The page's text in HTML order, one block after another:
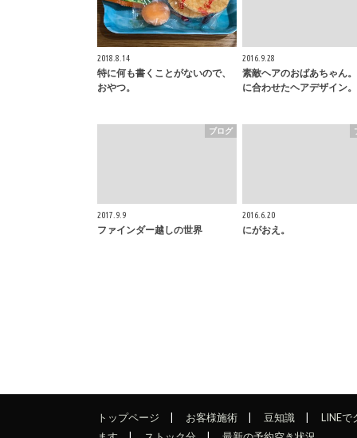
2018.8.14
特に何も書くことがないので、
おやつ。
2016.9.28
素敵ヘアのおばあちゃん
に合わせたヘアデザイン
ブログ
2017.9.9
ファインダー越しの世界
2016.6.20
にがおえ。
トップページ お客様施術 豆知識
LINEで